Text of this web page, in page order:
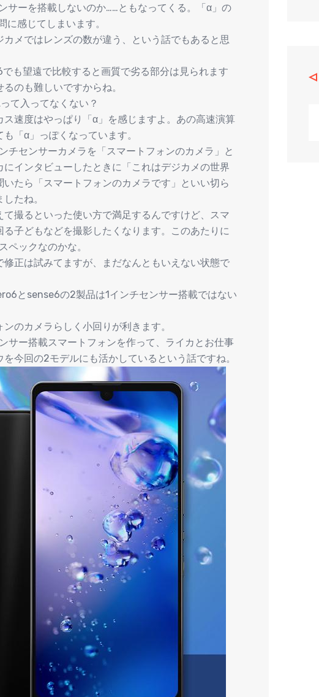
サーを搭載しないのか……ともなってくる。「α」の
感じてしまいます。
メではレンズの数が違う、という話でもあると思
も望遠で比較すると画質で劣る部分は見られます
のも難しいですからね。
て入ってなくない？
速度はやっぱり「α」を感じますよ。あの高速演算
「α」っぽくなっています。
チセンサーカメラを「スマートフォンのカメラ」と
インタビューしたときに「これはデジカメの世界
たら「スマートフォンのカメラです」といい切ら
たね。
撮るといった使い方で満足するんですけど、スマ
子どもなどを撮影したくなります。このあたりに
ペックなのかな。
正は試みてますが、まだなんともいえない状態で
とsense6の2製品は1インチセンサー搭載ではない
のカメラらしく小回りが利きます。
サー搭載スマートフォンを作って、ライカとお仕事
今回の2モデルにも活かしているという話ですね。